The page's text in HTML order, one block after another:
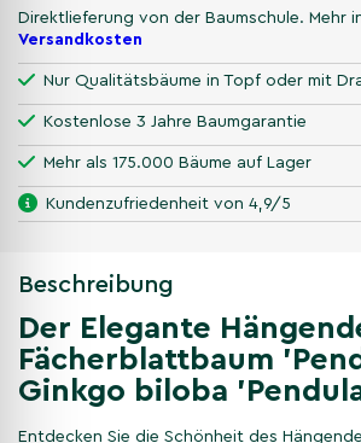
Direktlieferung von der Baumschule. Mehr
Versandkosten
Nur Qualitätsbäume in Topf oder mit
Kostenlose 3 Jahre Baumgarantie
Mehr als 175.000 Bäume auf Lager
Kundenzufriedenheit von 4,9/5
Beschreibung
Der Elegante
Fächerblattbaum
Ginkgo biloba
Entdecken Sie die Schönheit des